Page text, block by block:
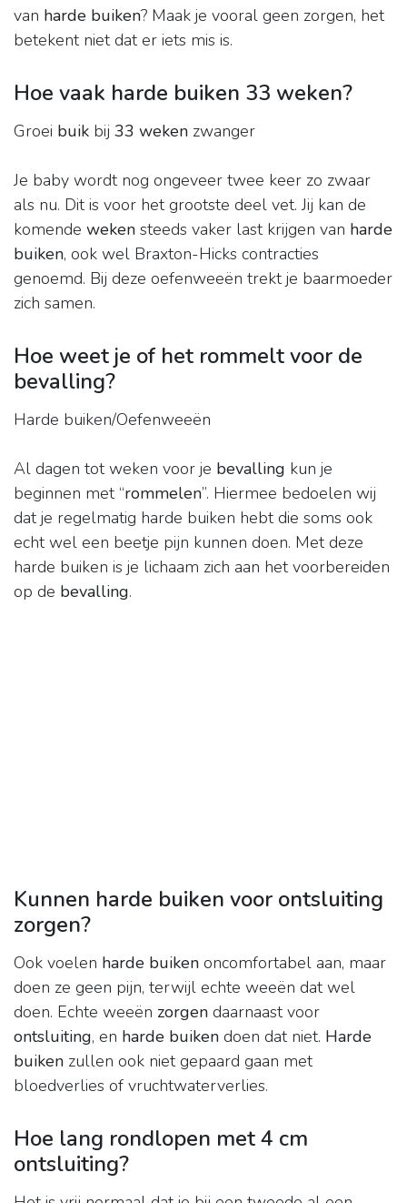
van harde buiken? Maak je vooral geen zorgen, het
betekent niet dat er iets mis is.
Hoe vaak harde buiken 33 weken?
Groei buik bij 33 weken zwanger
Je baby wordt nog ongeveer twee keer zo zwaar
als nu. Dit is voor het grootste deel vet. Jij kan de
komende weken steeds vaker last krijgen van harde
buiken, ook wel Braxton-Hicks contracties
genoemd. Bij deze oefenweeën trekt je baarmoeder
zich samen.
Hoe weet je of het rommelt voor de
bevalling?
Harde buiken/Oefenweeën
Al dagen tot weken voor je bevalling kun je
beginnen met “rommelen”. Hiermee bedoelen wij
dat je regelmatig harde buiken hebt die soms ook
echt wel een beetje pijn kunnen doen. Met deze
harde buiken is je lichaam zich aan het voorbereiden
op de bevalling.
Kunnen harde buiken voor ontsluiting
zorgen?
Ook voelen harde buiken oncomfortabel aan, maar
doen ze geen pijn, terwijl echte weeën dat wel
doen. Echte weeën zorgen daarnaast voor
ontsluiting, en harde buiken doen dat niet. Harde
buiken zullen ook niet gepaard gaan met
bloedverlies of vruchtwaterverlies.
Hoe lang rondlopen met 4 cm
ontsluiting?